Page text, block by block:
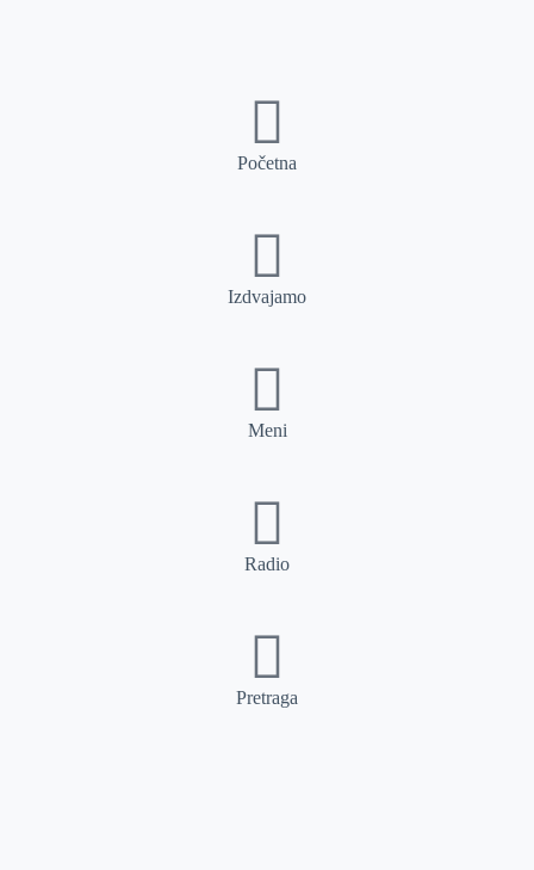
Početna
Izdvajamo
Meni
Radio
Pretraga